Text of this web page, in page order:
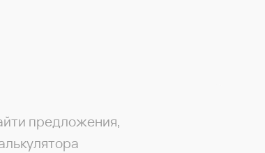
предложения,